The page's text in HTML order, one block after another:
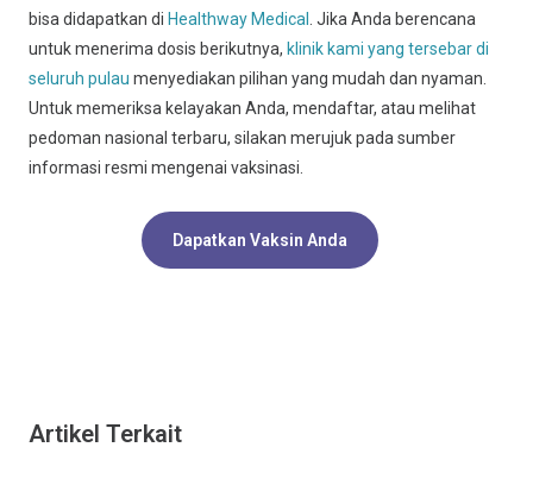
bisa didapatkan di Healthway Medical
. Jika Anda berencana
untuk menerima dosis berikutnya, klinik kami yang tersebar di
seluruh pulau menyediakan pilihan yang mudah dan nyaman.
Untuk memeriksa kelayakan Anda, mendaftar, atau melihat
pedoman nasional terbaru, silakan merujuk pada sumber
informasi resmi mengenai vaksinasi.
Dapatkan Vaksin Anda
Artikel Terkait